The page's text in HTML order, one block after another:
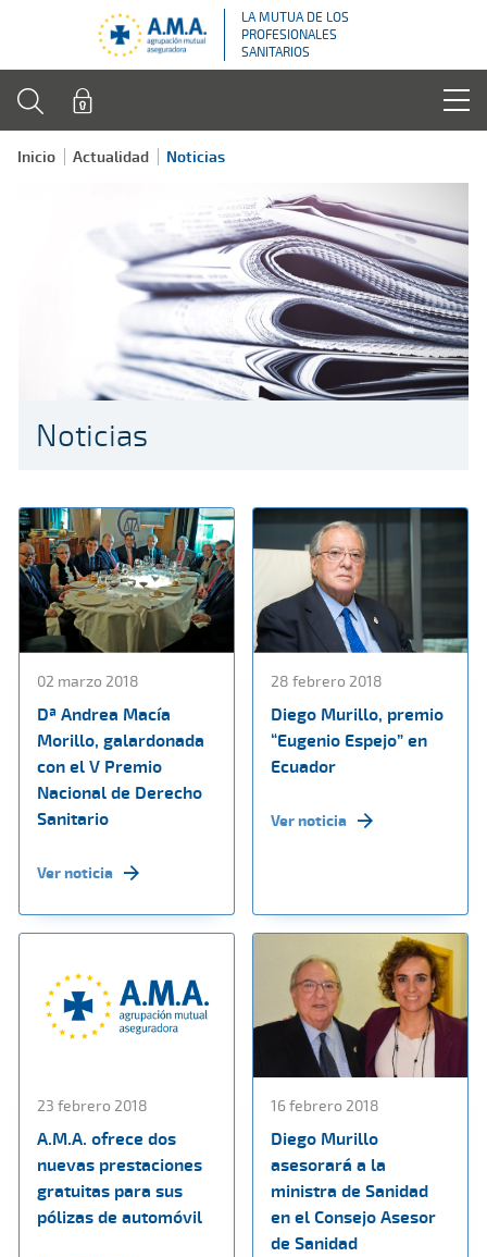
LA MUTUA DE LOS
PROFESIONALES
SANITARIOS
Inicio Actualidad Noticias
Noticias
02 marzo 2018
Dª Andrea Macía
Morillo, galardonada
con el V Premio
Nacional de Derecho
Sanitario
Ver noticia
28 febrero 2018
Diego Murillo, premio
“Eugenio Espejo” en
Ecuador
Ver noticia
23 febrero 2018
A.M.A. ofrece dos
nuevas prestaciones
gratuitas para sus
pólizas de automóvil
16 febrero 2018
Diego Murillo
asesorará a la
ministra de Sanidad
en el Consejo Asesor
de Sanidad